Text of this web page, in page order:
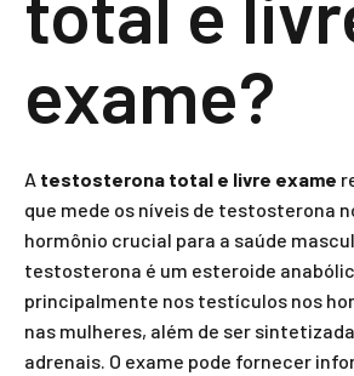
exame?
A testosterona total e livre exame
que mede os níveis de testosterona
hormônio crucial para a saúde
testosterona é um esteroide
principalmente nos testículos nos
nas mulheres, além de ser
adrenais. O exame pode fornecer